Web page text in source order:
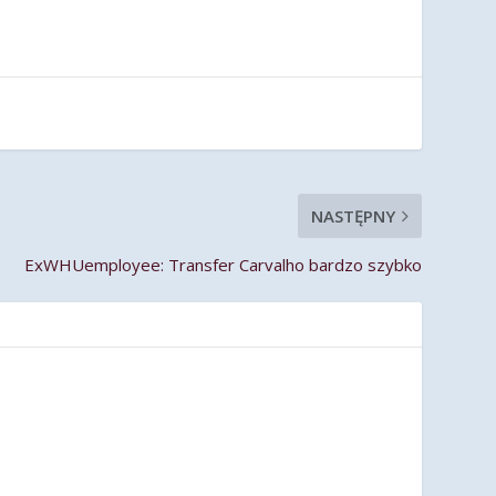
NASTĘPNY
ExWHUemployee: Transfer Carvalho bardzo szybko